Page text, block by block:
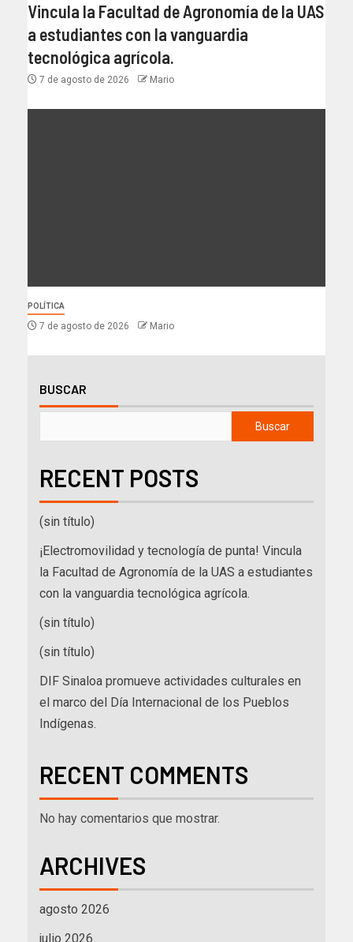
Vincula la Facultad de Agronomía de la UAS
a estudiantes con la vanguardia
tecnológica agrícola.
7 de agosto de 2026 Mario
POLÍTICA
7 de agosto de 2026 Mario
BUSCAR
Buscar
RECENT POSTS
(sin título)
¡Electromovilidad y tecnología de punta! Vincula
la Facultad de Agronomía de la UAS a estudiantes
con la vanguardia tecnológica agrícola.
(sin título)
(sin título)
DIF Sinaloa promueve actividades culturales en
el marco del Día Internacional de los Pueblos
Indígenas.
RECENT COMMENTS
No hay comentarios que mostrar.
ARCHIVES
agosto 2026
julio 2026